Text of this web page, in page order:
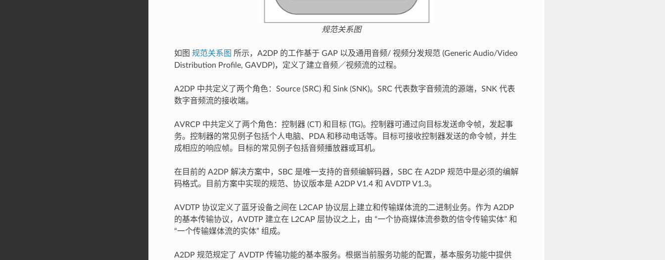
规范关系图
如图 规范关系图 所示，A2DP 的工作基于 GAP 以及通用音频/ 视频分发规范 (Generic Audio/Video
Distribution Profile, GAVDP)，定义了建立音频／视频流的过程。
A2DP 中共定义了两个角色：Source (SRC) 和 Sink (SNK)。SRC 代表数字音频流的源端，SNK 代表
数字音频流的接收端。
AVRCP 中共定义了两个角色：控制器 (CT) 和目标 (TG)。控制器可通过向目标发送命令帧，发起事
务。控制器的常见例子包括个人电脑、PDA 和移动电话等。目标可接收控制器发送的命令帧，并生
成相应的响应帧。目标的常见例子包括音频播放器或耳机。
在目前的 A2DP 解决方案中，SBC 是唯一支持的音频编解码器，SBC 在 A2DP 规范中是必须的编解
码格式。目前方案中实现的规范、协议版本是 A2DP V1.4 和 AVDTP V1.3。
AVDTP 协议定义了蓝牙设备之间在 L2CAP 协议层上建立和传输媒体流的二进制业务。作为 A2DP
的基本传输协议，AVDTP 建立在 L2CAP 层协议之上，由 “一个协商媒体流参数的信令传输实体” 和
“一个传输媒体流的实体” 组成。
A2DP 规范规定了 AVDTP 传输功能的基本服务。根据当前服务功能的配置，基本服务功能中提供